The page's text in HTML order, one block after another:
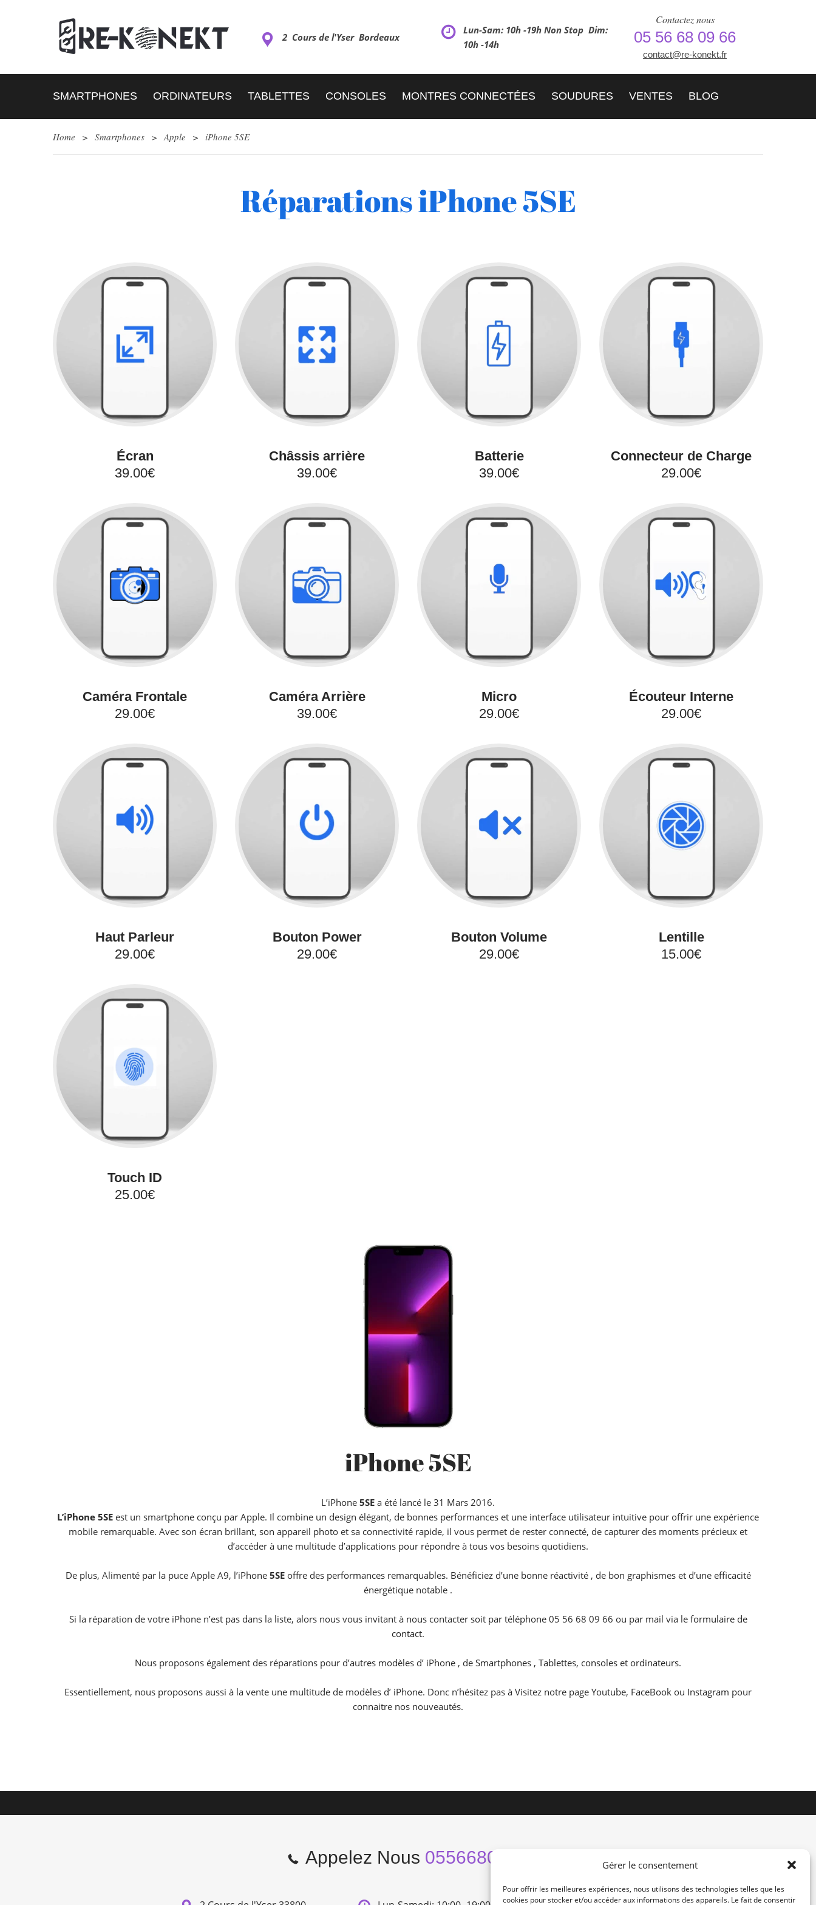
Gérer le consentement
Pour offrir les meilleures expériences, nous utilisons des technologies telles que les
cookies pour stocker et/ou accéder aux informations des appareils. Le fait de consentir
2 Cours de l'Yser Bordeaux
Lun-Sam: 10h -19h Non Stop Dim:
10h -14h
Contactez nous
05 56 68 09 66
contact@re-konekt.fr
SMARTPHONES ORDINATEURS TABLETTES CONSOLES MONTRES CONNECTÉES SOUDURES VENTES BLOG
Home > Smartphones > Apple > iPhone 5SE
Réparations iPhone 5SE
Écran
39.00€
Châssis arrière
39.00€
Batterie
39.00€
Connecteur de Charge
29.00€
Caméra Frontale
29.00€
Caméra Arrière
39.00€
Micro
29.00€
Écouteur Interne
29.00€
Haut Parleur
29.00€
Bouton Power
29.00€
Bouton Volume
29.00€
Lentille
15.00€
Touch ID
25.00€
iPhone 5SE
L’iPhone 5SE a été lancé le 31 Mars 2016.
L’iPhone 5SE est un smartphone conçu par Apple. Il combine un design élégant, de bonnes performances et une interface utilisateur intuitive pour offrir une expérience
mobile remarquable. Avec son écran brillant, son appareil photo et sa connectivité rapide, il vous permet de rester connecté, de capturer des moments précieux et
d’accéder à une multitude d’applications pour répondre à tous vos besoins quotidiens.
De plus, Alimenté par la puce Apple A9, l’iPhone 5SEoffre des performances remarquables. Bénéficiez d’une bonne réactivité , de bon graphismes et d’une efficacité
énergétique notable .
Si la réparation de votre iPhone n’est pas dans la liste, alors nous vous invitant à nous contacter soit par téléphone 05 56 68 09 66 ou par mail via le formulaire de
contact.
Nous proposons également des réparations pour d’autres modèles d’ iPhone , de Smartphones , Tablettes, consoles et ordinateurs.
Essentiellement, nous proposons aussi à la vente une multitude de modèles d’ iPhone. Donc n’hésitez pas à Visitez notre page Youtube, FaceBook ou Instagram pour
connaitre nos nouveautés.
Appelez Nous 0556680966